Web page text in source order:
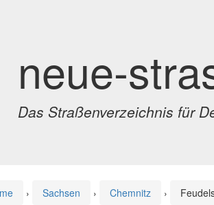
neue-
Das Straßenverzeichnis für
› Sachsen › Chemnitz ›